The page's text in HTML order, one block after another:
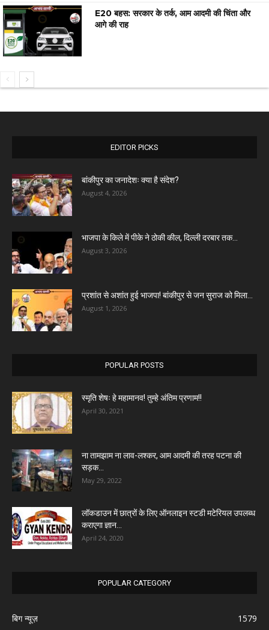
E20 बहस: सरकार के तर्क, आम आदमी की चिंता और
आगे की राह
EDITOR PICKS
बांकीपुर का जनादेशः क्या है संदेश?
August 4, 2026
भाजपा के किले में पीके ने ठोकी कील, दिल्ली दरबार तक...
August 3, 2026
प्रशांत से अशांत हुई भाजपा! बांकीपुर से जन सुराज को मिला...
August 1, 2026
POPULAR POSTS
स्मृति शेषः हे महामानव! तुम्हे अंतिम प्रणाम!!
April 30, 2021
ना तामझाम ना लाव-लश्कर, आम आदमी की तरह पटना की
सड़क...
May 29, 2022
लॉकडाउन में छात्रों के लिए ऑनलाइन स्टडी मटेरियल उपलब्ध
कराएगा ज्ञान...
April 24, 2020
POPULAR CATEGORY
बिग न्यूज़
1579